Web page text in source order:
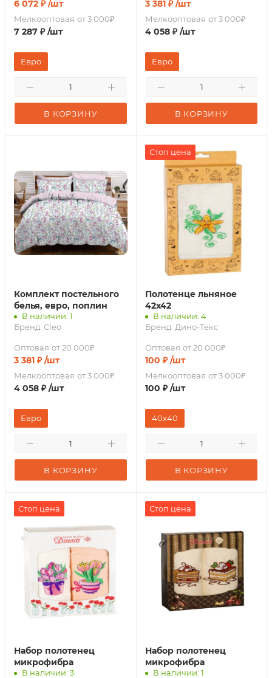
6 072 ₽ /шт
Мелкооптовая от 3 000₽
7 287 ₽ /шт
В КОРЗИНУ
Евро
3 381₽ /шт
Мелкооптовая от 3 000₽
4 058₽ /шт
В КОРЗИНУ
Евро
Комплект постельного
белья, евро, поплин
В наличии: 1
Бренд: Cleo
Оптовая от 20 000₽
3 381 ₽ /шт
Мелкооптовая от 3 000₽
4 058 ₽ /шт
В КОРЗИНУ
Евро
Стоп цена
Полотенце льняное
42х42
В наличии: 4
Бренд: Дино-Текс
Оптовая от 20 000₽
100 ₽ /шт
Мелкооптовая от 3 000₽
100 ₽ /шт
В КОРЗИНУ
40х40
Стоп цена
Набор полотенец
микрофибра
В наличии: 3
Стоп цена
Набор полотенец
микрофибра
В наличии: 1